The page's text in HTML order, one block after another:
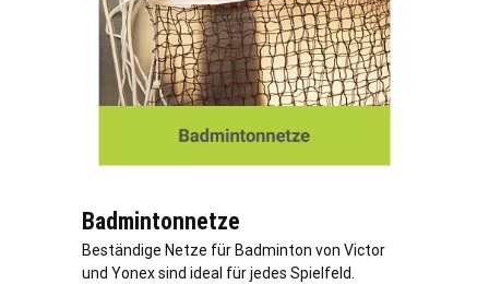
Badmintonnetze
Beständige Netze für Badminton von Victor
und Yonex sind ideal für jedes Spielfeld.